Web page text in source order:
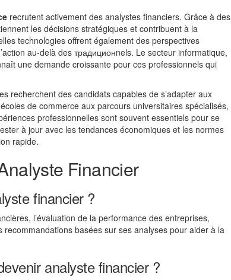
recrutent activement des analystes financiers. Grâce à des
les décisions stratégiques et contribuent à la
technologies offrent également des perspectives
au-delà des традиционnels. Le secteur informatique,
une demande croissante pour ces professionnels qui
recherchent des candidats capables de s’adapter aux
de commerce aux parcours universitaires spécialisés,
professionnelles sont souvent essentiels pour se
à jour avec les tendances économiques et les normes
rapide.
Financier
financier ?
l’évaluation de la performance des entreprises,
recommandations basées sur ses analyses pour aider à la
analyste financier ?